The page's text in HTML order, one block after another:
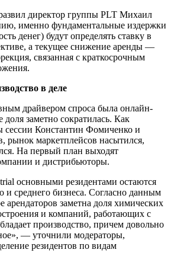
директор группы PLT Михаил
именно фундаментальные издержки
денег) будут определять ставку в
а текущее снижение аренды —
связанная с краткосрочным
в деле
драйвером спроса была онлайн-
доля заметно сократилась. Как
сессии Константин Фомиченко и
рынок маркетплейсов насытился,
На первый план выходят
и дистрибьюторы.
основными резидентами остаются
и среднего бизнеса. Согласно данным
арендаторов заметна доля химических
и компаний, работающих с
производство, причем довольно
— уточнили модераторы,
резидентов по видам